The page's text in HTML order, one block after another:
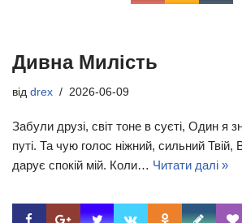
Дивна Милість
від drex 2026-06-09
Забули друзі, світ тоне в суєті, Один я
путі. Та чую голос ніжний, сильний Твій,
дарує спокій мій. Коли… Читати далі »